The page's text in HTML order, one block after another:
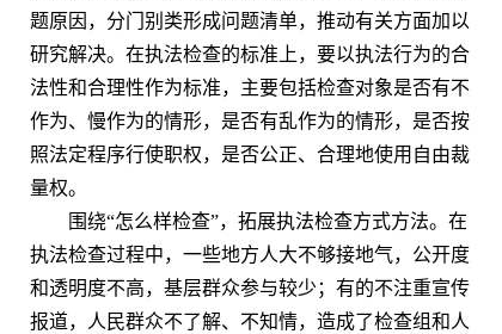
题原因，分门别类形成问题清单，推动有关方面加以
研究解决。在执法检查的标准上，要以执法行为的合
法性和合理性作为标准，主要包括检查对象是否有不
作为、慢作为的情形，是否有乱作为的情形，是否按
照法定程序行使职权，是否公正、合理地使用自由裁
量权。
围绕“怎么样检查”，拓展执法检查方式方法。在
执法检查过程中，一些地方人大不够接地气，公开度
和透明度不高，基层群众参与较少；有的不注重宣传
报道，人民群众不了解、不知情，造成了检查组和人